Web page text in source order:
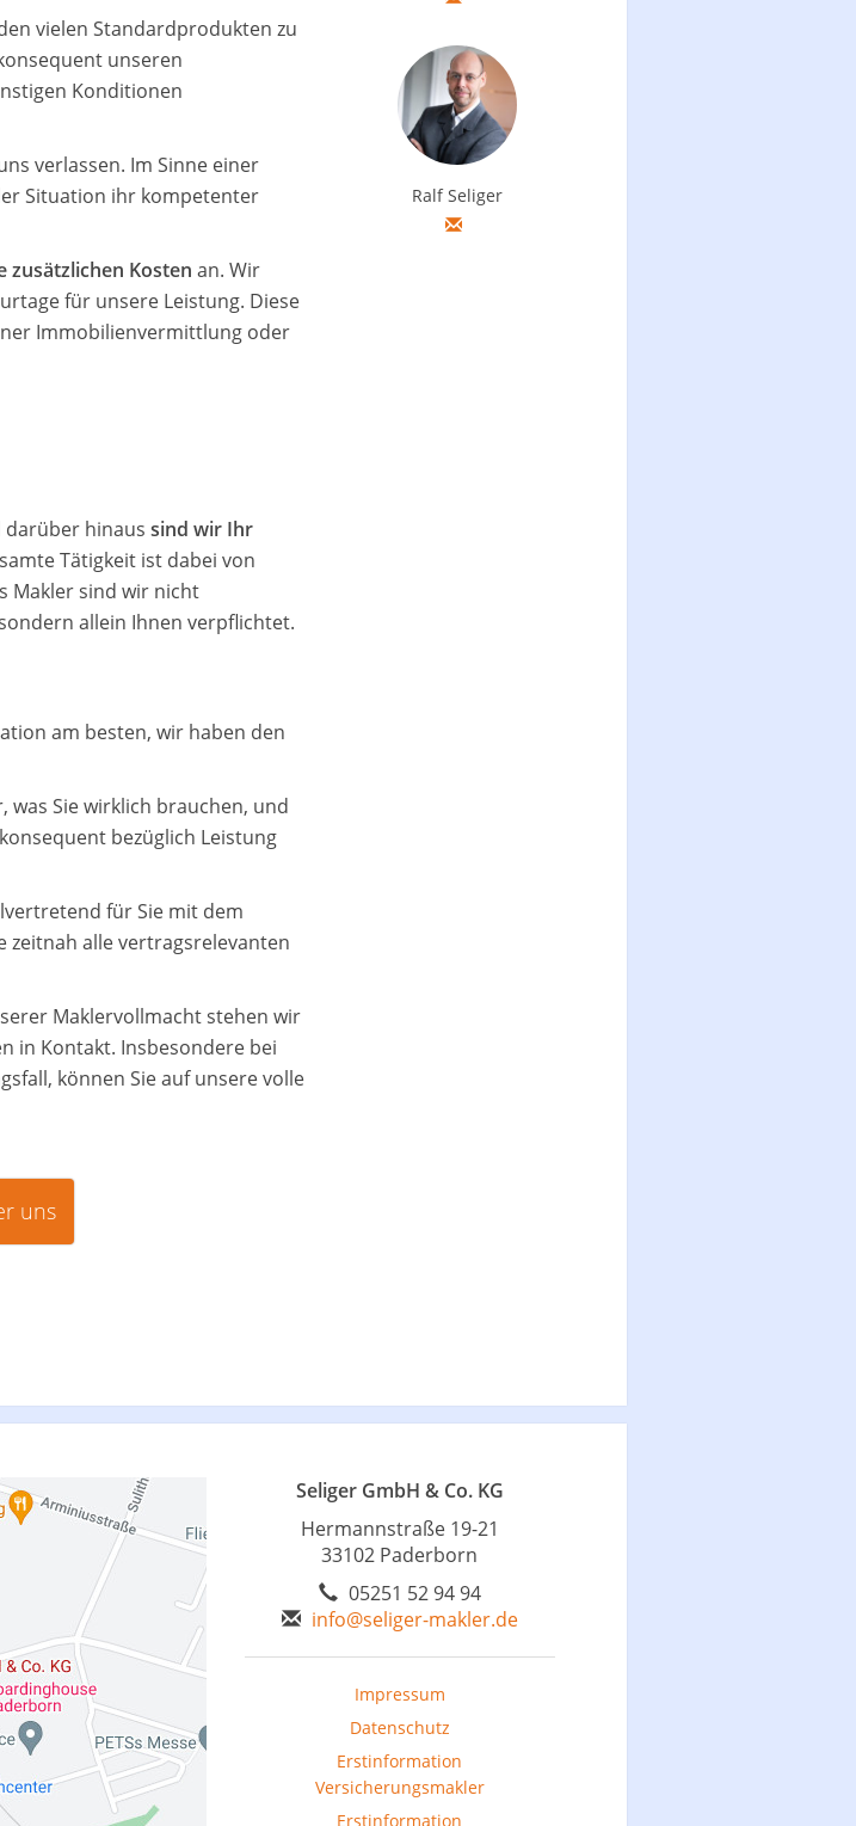
vielen Standardprodukten zu
unseren
Konditionen
verlassen. Im Sinne einer
Situation ihr kompetenter
zusätzlichen Kosten an. Wir
für unsere Leistung. Diese
Immobilienvermittlung oder
darüber hinaus sind wir Ihr
Tätigkeit ist dabei von
Makler sind wir nicht
allein Ihnen verpflichtet.
am besten, wir haben den
was Sie wirklich brauchen, und
bezüglich Leistung
für Sie mit dem
zeitnah alle vertragsrelevanten
Maklervollmacht stehen wir
in Kontakt. Insbesondere bei
können Sie auf unsere volle
uns
Ralf Seliger
Seliger GmbH & Co. KG
Hermannstraße 19-21
33102 Paderborn
05251 52 94 94
info@seliger-makler.de
Impressum
Datenschutz
Erstinformation
Versicherungsmakler
Erstinformation